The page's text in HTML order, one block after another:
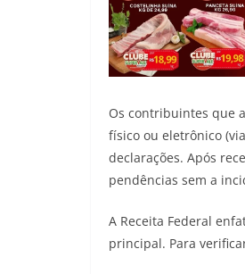
Os contribuintes que
físico ou eletrônico
declarações. Após
pendências sem a
A Receita Federal
principal. Para